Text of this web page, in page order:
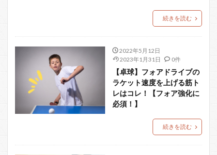
続きを読む
2022年5月12日
2023年1月31日
0件
【卓球】フォアドライブの
ラケット速度を上げる筋ト
レはコレ！【フォア強化に
必須！】
続きを読む